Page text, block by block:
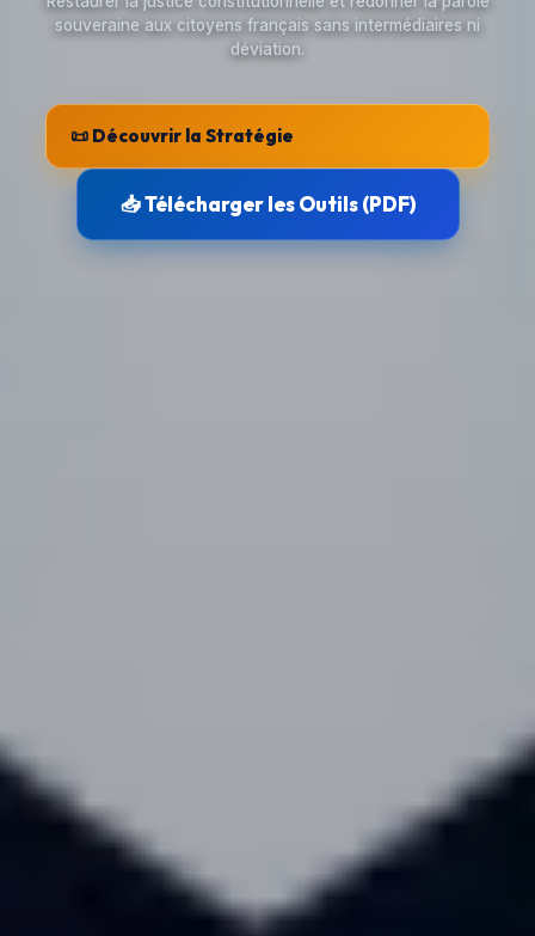
souveraine aux citoyens français sans intermédiaires ni
déviation.
📜 Découvrir la Stratégie
📥 Télécharger les Outils (PDF)